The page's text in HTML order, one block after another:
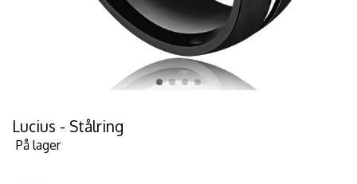
Lucius - Stålring
På lager